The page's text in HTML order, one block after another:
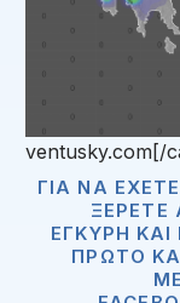
ventusky.com[/
ΓΙΑ ΝΑ
ΞΈΡΕΤΕ
ΈΓΚΥΡΗ
ΠΡΏΤΟ